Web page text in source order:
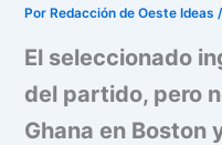
Por Redacción de Oeste Ideas
El seleccionado
del partido, pero
Ghana en Boston